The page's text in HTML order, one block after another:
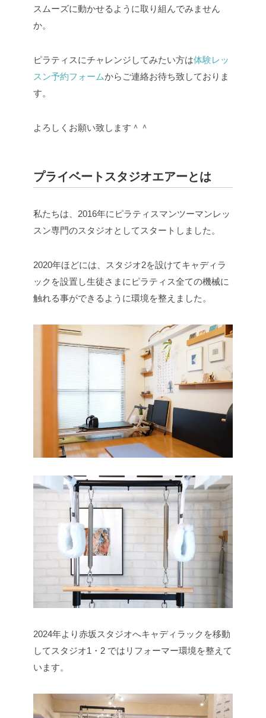
スムーズに動かせるように取り組んでみません
か。
ピラティスにチャレンジしてみたい方は体験レッ
スン予約フォームからご連絡お待ち致しておりま
す。
よろしくお願い致します＾＾
プライベートスタジオエアーとは
私たちは、2016年にピラティスマンツーマンレッ
スン専門のスタジオとしてスタートしました。
2020年ほどには、スタジオ2を設けてキャディラ
ックを設置し生徒さまにピラティス全ての機械に
触れる事ができるように環境を整えました。
2024年より赤坂スタジオへキャディラックを移動
してスタジオ1・2 ではリフォーマー環境を整えて
います。